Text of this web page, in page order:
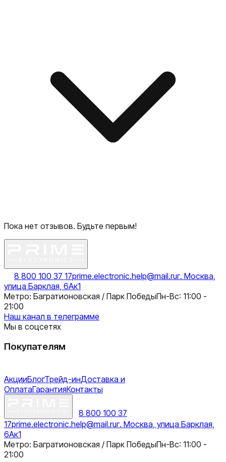
Пока нет отзывов. Будьте первым!
8 800 100 37 17prime.electronic.help@mail.ruг. Москва,
улица Барклая, 6Ак1
Метро: Багратионовская / Парк ПобедыПн-Вс: 11:00 -
21:00
Наш канал в телеграмме
Мы в соцсетях
Покупателям
АкцииБлогТрейд-инДоставка и
ОплатаГарантияКонтакты
8 800 100 37
17prime.electronic.help@mail.ruг. Москва, улица Барклая,
6Ак1
Метро: Багратионовская / Парк ПобедыПн-Вс: 11:00 -
21:00